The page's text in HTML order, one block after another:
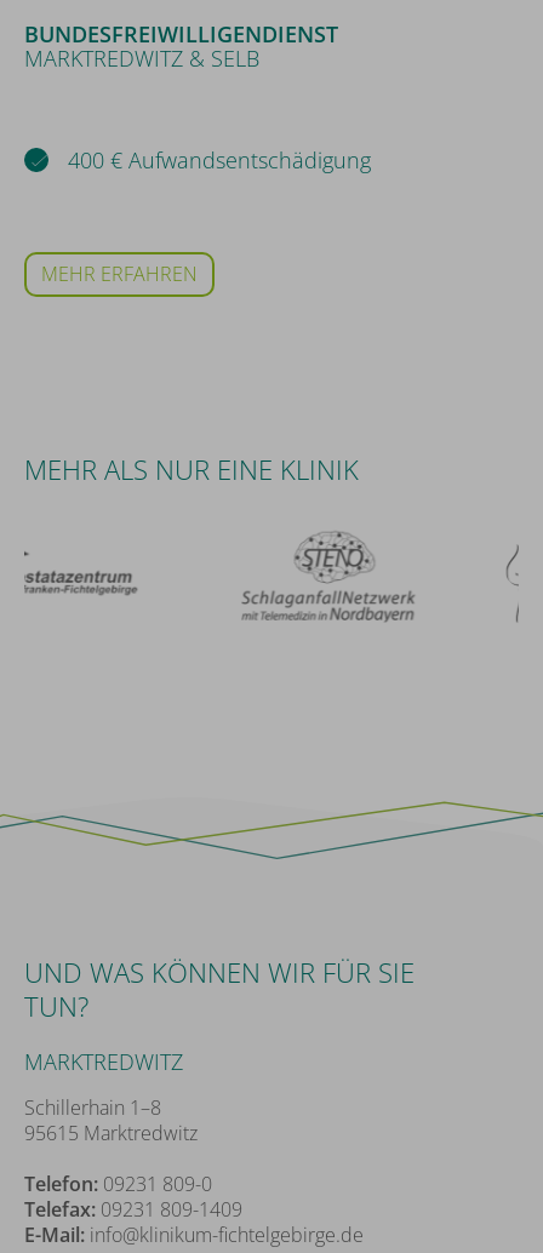
BUNDESFREIWILLIGENDIENST
MARKTREDWITZ & SELB
400 € Aufwandsentschädigung
MEHR ERFAHREN
MEHR ALS NUR EINE KLINIK
UND WAS KÖNNEN WIR FÜR SIE
TUN?
MARKTREDWITZ
Schillerhain 1–8
95615 Marktredwitz
Telefon: 09231 809-0
Telefax: 09231 809-1409
E-Mail: info@klinikum-fichtelgebirge.de